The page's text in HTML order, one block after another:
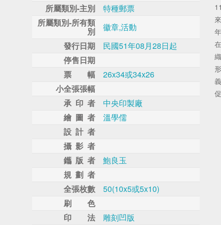
所屬類別-主別
特種郵票
所屬類別-所有類
別
徽章,活動
發行日期
民國51年08月28日起
停售日期
票 幅
26x34或34x26
小全張張幅
承 印 者
中央印製廠
繪 圖 者
溫學儒
設 計 者
攝 影 者
鑴 版 者
鮑良玉
規 劃 者
全張枚數
50(10x5或5x10)
刷 色
印 法
雕刻凹版